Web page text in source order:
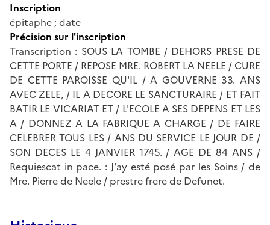
Inscription
épitaphe ; date
Précision sur l'inscription
Transcription : SOUS LA TOMBE / DEHORS PRESE DE
CETTE PORTE / REPOSE MRE. ROBERT LA NEELE / CURE
DE CETTE PAROISSE QU'IL / A GOUVERNE 33. ANS
AVEC ZELE, / IL A DECORE LE SANCTURAIRE / ET FAIT
BATIR LE VICARIAT ET / L'ECOLE A SES DEPENS ET LES
A / DONNEZ A LA FABRIQUE A CHARGE / DE FAIRE
CELEBRER TOUS LES / ANS DU SERVICE LE JOUR DE /
SON DECES LE 4 JANVIER 1745. / AGE DE 84 ANS /
Requiescat in pace. : J'ay esté posé par les Soins / de
Mre. Pierre de Neele / prestre frere de Defunet.